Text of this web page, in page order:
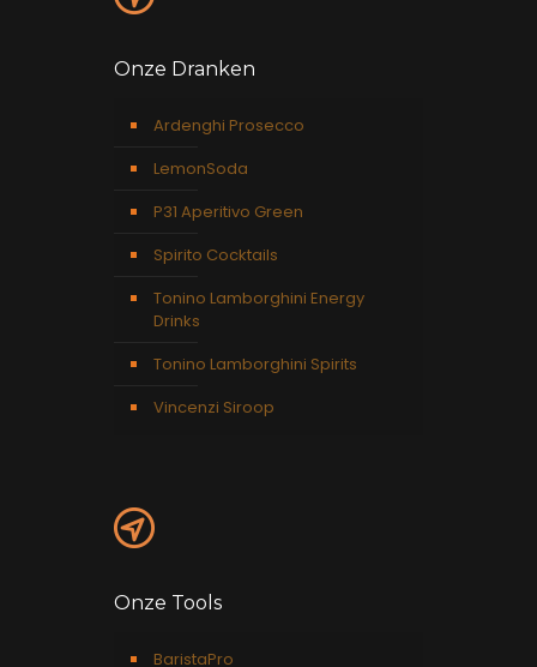
Onze Dranken
Ardenghi Prosecco
LemonSoda
P31 Aperitivo Green
Spirito Cocktails
Tonino Lamborghini Energy
Drinks
Tonino Lamborghini Spirits
Vincenzi Siroop
Onze Tools
BaristaPro